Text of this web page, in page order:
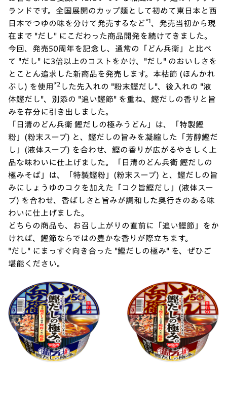
ランドです。全国展開のカップ麺として初めて東日本と西
日本でつゆの味を分けて発売するなど *1、発売当初から現
在まで "だし" にこだわった商品開発を続けてきました。
今回、発売50周年を記念し、通常の「どん兵衛」と比べ
て "だし" に3倍以上のコストをかけ、"だし" のおいしさを
とことん追求した新商品を発売します。本枯節 (ほんかれ
ぶし) を使用 *2 した先入れの "粉末鰹だし"、後入れの "液
体鰹だし"、別添の "追い鰹節" を重ね、鰹だしの香りと旨
みを存分に引き出しました。
「日清のどん兵衛 鰹だしの極みうどん」は、「特製鰹
粉」(粉末スープ) と、鰹だしの旨みを凝縮した「芳醇鰹だ
し」(液体スープ) を合わせ、鰹の香りが広がるやさしく上
品な味わいに仕上げました。「日清のどん兵衛 鰹だしの
極みそば」は、「特製鰹粉」(粉末スープ) と、鰹だしの旨
みにしょうゆのコクを加えた「コク旨鰹だし」(液体スー
プ) を合わせ、香ばしさと旨みが調和した奥行きのある味
わいに仕上げました。
どちらの商品も、お召し上がりの直前に「追い鰹節」をか
ければ、鰹節ならではの豊かな香りが際立ちます。
"だし" にまっすぐ向き合った "鰹だしの極み" を、ぜひご
堪能ください。